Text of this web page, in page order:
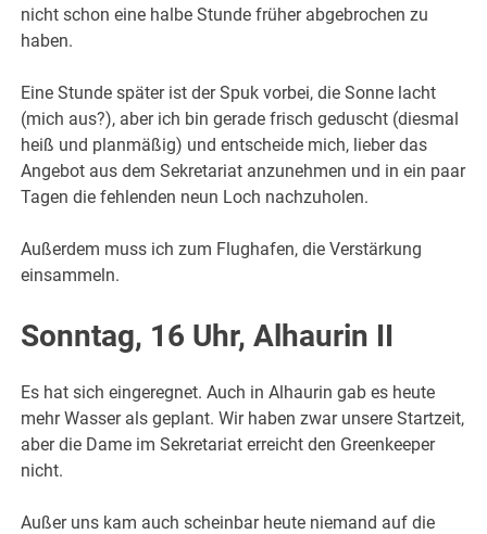
nicht schon eine halbe Stunde früher abgebrochen zu
haben.
Eine Stunde später ist der Spuk vorbei, die Sonne lacht
(mich aus?), aber ich bin gerade frisch geduscht (diesmal
heiß und planmäßig) und entscheide mich, lieber das
Angebot aus dem Sekretariat anzunehmen und in ein paar
Tagen die fehlenden neun Loch nachzuholen.
Außerdem muss ich zum Flughafen, die Verstärkung
einsammeln.
Sonntag, 16 Uhr, Alhaurin II
Es hat sich eingeregnet. Auch in Alhaurin gab es heute
mehr Wasser als geplant. Wir haben zwar unsere Startzeit,
aber die Dame im Sekretariat erreicht den Greenkeeper
nicht.
Außer uns kam auch scheinbar heute niemand auf die